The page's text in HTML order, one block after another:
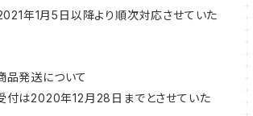
年1月5日以降より順次対応させていた
発送について
付は2020年12月28日までとさせていた